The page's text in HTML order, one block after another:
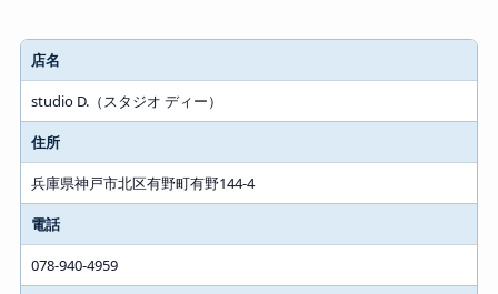
店名
studio D.（スタジオ ディー）
住所
兵庫県神戸市北区有野町有野144-4
電話
078-940-4959